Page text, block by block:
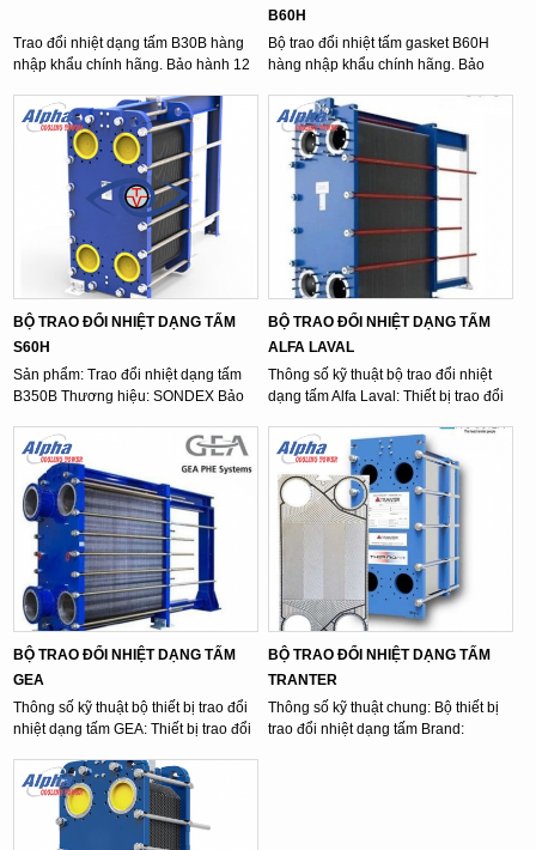
Trao đổi nhiệt dạng tấm B30B hàng
nhập khẩu chính hãng. Bảo hành 12
B60H
Bộ trao đổi nhiệt tấm gasket B60H
hàng nhập khẩu chính hãng. Bảo
BỘ TRAO ĐỔI NHIỆT DẠNG TẤM
S60H
Sản phẩm: Trao đổi nhiệt dạng tấm
B350B Thương hiệu: SONDEX Bảo
962 945 - 0337 ...
BỘ TRAO ĐỔI NHIỆT DẠNG TẤM
ALFA LAVAL
Thông số kỹ thuật bộ trao đổi nhiệt
dạng tấm Alfa Laval: Thiết bị trao đổi
BỘ TRAO ĐỔI NHIỆT DẠNG TẤM
GEA
Thông số kỹ thuật bộ thiết bị trao đổi
nhiệt dạng tấm GEA: Thiết bị trao đổi
BỘ TRAO ĐỔI NHIỆT DẠNG TẤM
TRANTER
Thông số kỹ thuật chung: Bộ thiết bị
trao đổi nhiệt dạng tấm Brand: